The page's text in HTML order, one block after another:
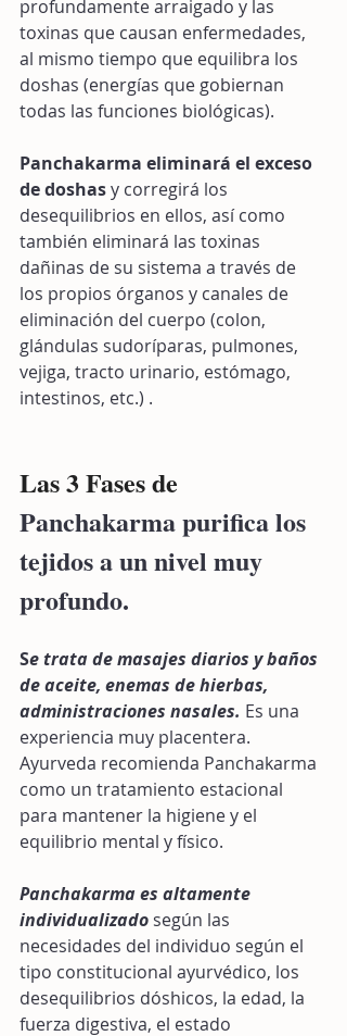
profundamente arraigado y las
toxinas que causan enfermedades,
al mismo tiempo que equilibra los
doshas (energías que gobiernan
todas las funciones biológicas).
Panchakarma eliminará el exceso
de doshas y corregirá los
desequilibrios en ellos, así como
también eliminará las toxinas
dañinas de su sistema a través de
los propios órganos y canales de
eliminación del cuerpo (colon,
glándulas sudoríparas, pulmones,
vejiga, tracto urinario, estómago,
intestinos, etc.) .
Las 3 Fases de
Panchakarma purifica los
tejidos a un nivel muy
profundo.
Se trata de masajes diarios y baños
de aceite, enemas de hierbas,
administraciones nasales. Es una
experiencia muy placentera.
Ayurveda recomienda Panchakarma
como un tratamiento estacional
para mantener la higiene y el
equilibrio mental y físico.
Panchakarma es altamente
individualizado según las
necesidades del individuo según el
tipo constitucional ayurvédico, los
desequilibrios dóshicos, la edad, la
fuerza digestiva, el estado